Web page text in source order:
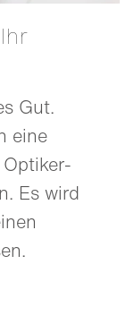
Gut.
eine
Es wird